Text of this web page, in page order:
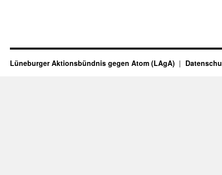
Lüneburger Aktionsbündnis gegen Atom (LAgA)